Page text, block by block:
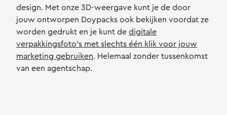
design. Met onze 3D-weergave kunt je de door
jouw ontworpen Doypacks ook bekijken voordat ze
worden gedrukt en je kunt de digitale
verpakkingsfoto's met slechts één klik voor jouw
marketing gebruiken. Helemaal zonder tussenkomst
van een agentschap.